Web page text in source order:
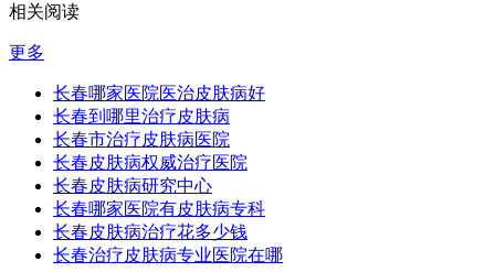
相关阅读
更多
长春哪家医院医治皮肤病好
长春到哪里治疗皮肤病
长春市治疗皮肤病医院
长春皮肤病权威治疗医院
长春皮肤病研究中心
长春哪家医院有皮肤病专科
长春皮肤病治疗花多少钱
长春治疗皮肤病专业医院在哪